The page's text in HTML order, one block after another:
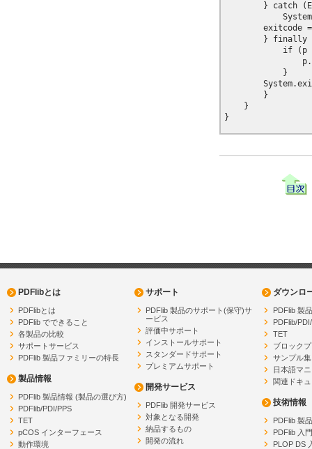
} catch
exitcode
} finally
if (p
            }
        }
    }
PDFlibとは
PDFlibとは
PDFlib でできること
各製品の比較
サポートサービス
PDFlib 製品ファミリーの特長
製品情報
PDFlib 製品情報 (製品の選び方)
PDFlib/PDI/PPS
TET
pCOS インターフェース
動作環境
サポート
PDFlib 製品のサポート(保守)サ
ービス
評価中サポート
インストールサポート
スタンダードサポート
プレミアムサポート
開発サービス
PDFlib 開発サービス
対象となる開発
納品するもの
開発の流れ
ダウンロ
PDFlib 製
PDFlib/
TET
ブロック
サンプル集
日本語マ
関連ドキ
技術情報
PDFlib 製
PDFlib 入門
PLOP DS